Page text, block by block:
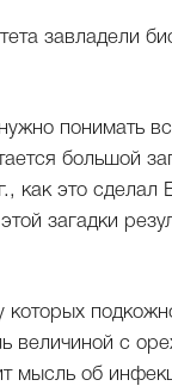
завладели
понимать
большой
как это
загадки
величиной с
мысль об